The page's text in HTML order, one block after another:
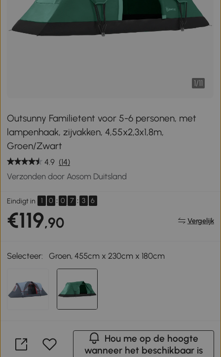
1/11
Outsunny Familietent voor 5-6 personen, met
lampenhaak, zijvakken, 4,55x2,3x1,8m,
Groen/Zwart
4.9 (14)
Verzonden door Aosom Duitsland
Eindigt in 1 0 : 0 7 : 3 6
€119,90 Vergelijk
Selecteer: Groen, 455cm x 230cm x 180cm
Hou me op de hoogte
wanneer het beschikbaar is